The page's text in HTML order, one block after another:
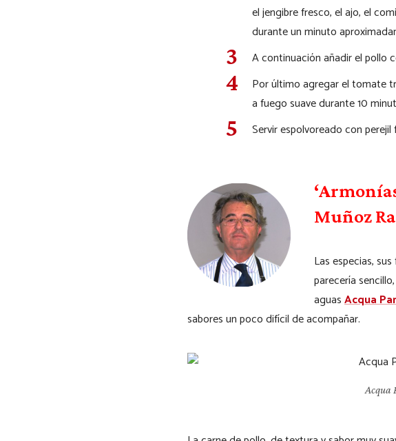
el jengibre fresco, el ajo, el
durante un minuto
A continuación añadir el pollo
Por último agregar el tomate
a fuego suave durante 10
Servir espolvoreado con
Muñoz
Las especias,
parecería
aguasAcqua
sabores un poco difícil de acompañar.
Acqua